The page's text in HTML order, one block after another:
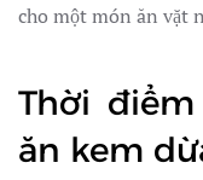
cho một món ăn vặt
Thời
ăn kem